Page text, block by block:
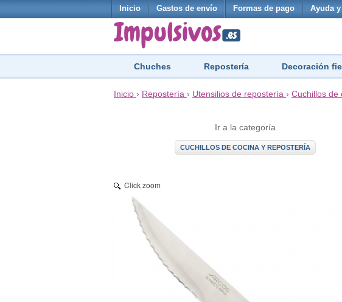
Inicio Gastos de envío Formas de pago Ayuda
Chuches Repostería Decoración
Inicio › Repostería › Utensilios de repostería › Cuchillos de
Ir a la categoría
CUCHILLOS DE COCINA Y REPOSTERÍA
Click zoom